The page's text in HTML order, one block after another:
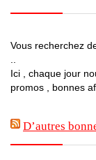
Vous recherchez
Ici , chaque jour
promos , bonnes
D’autres